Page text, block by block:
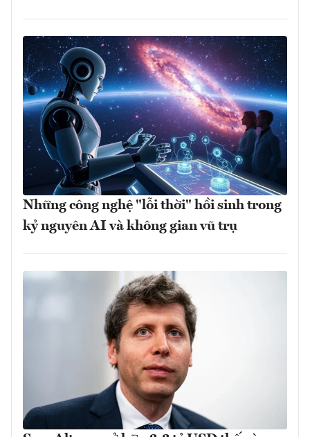
Những công nghệ "lỗi thời" hồi sinh trong
kỷ nguyên AI và không gian vũ trụ